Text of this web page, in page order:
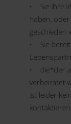
• Sie ihre
haben,
geschieden
• Sie
• die*der
verheiratet
ist leider